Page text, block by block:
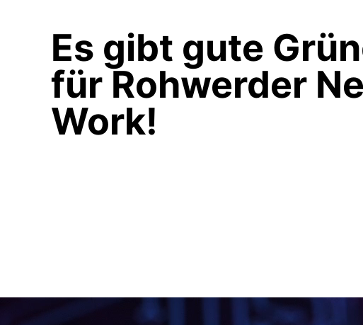
Es gibt gute
für Rohwerder
Work!